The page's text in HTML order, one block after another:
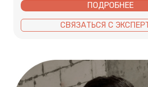
ПОДРОБНЕЕ
СВЯЗАТЬСЯ С